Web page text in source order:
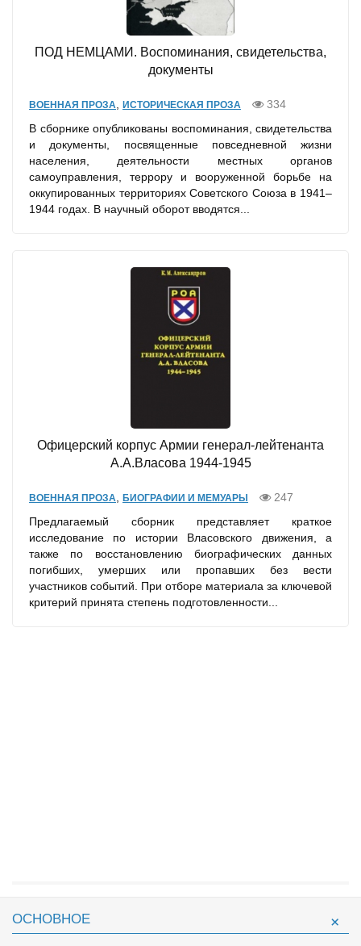
ПОД НЕМЦАМИ. Воспоминания, свидетельства,
документы
ВОЕННАЯ ПРОЗА ИСТОРИЧЕСКАЯ ПРОЗА
334
В сборнике опубликованы воспоминания, свидетельства
и документы, посвященные повседневной жизни
населения, деятельности местных органов
самоуправления, террору и вооруженной борьбе на
оккупированных территориях Советского Союза в 1941–
1944 годах. В научный оборот вводятся...
Офицерский корпус Армии генерал-лейтенанта
А.А.Власова 1944-1945
ВОЕННАЯ ПРОЗА БИОГРАФИИ И МЕМУАРЫ
247
Предлагаемый сборник представляет краткое
исследование по истории Власовского движения, а
также по восстановлению биографических данных
погибших, умерших или пропавших без вести
участников событий. При отборе материала за ключевой
критерий принята степень подготовленности...
ОСНОВНОЕ